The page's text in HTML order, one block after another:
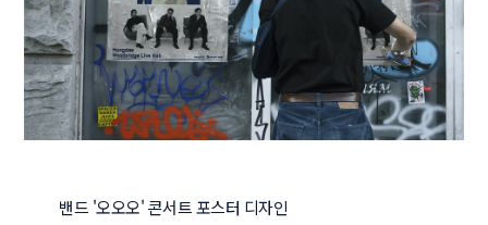
밴드 '오오오' 콘서트 포스터 디자인